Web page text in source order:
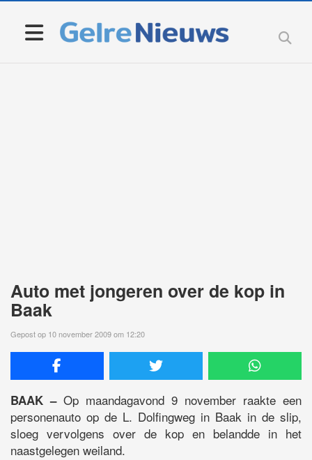
Auto met jongeren over de kop in
Baak
Gepost op 10 november 2009 om 12:20
BAAK – Op maandagavond 9 november raakte een
personenauto op de L. Dolfingweg in Baak in de slip,
sloeg vervolgens over de kop en belandde in het
naastgelegen weiland.